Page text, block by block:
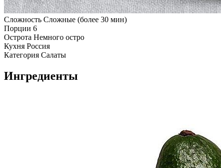
Сложность Сложные (более 30 мин)
Порции 6
Острота Немного остро
Кухня Россия
Категория Салаты
Ингредиенты